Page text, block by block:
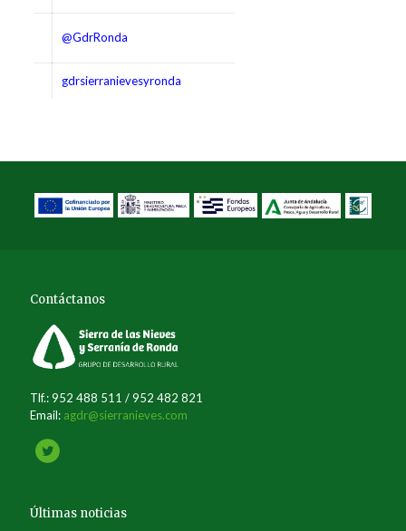
@GdrRonda
gdrsierranievesyronda
Contáctanos
Tlf.: 952 488 511 / 952 482 821
Email: agdr@sierranieves.com
Últimas noticias